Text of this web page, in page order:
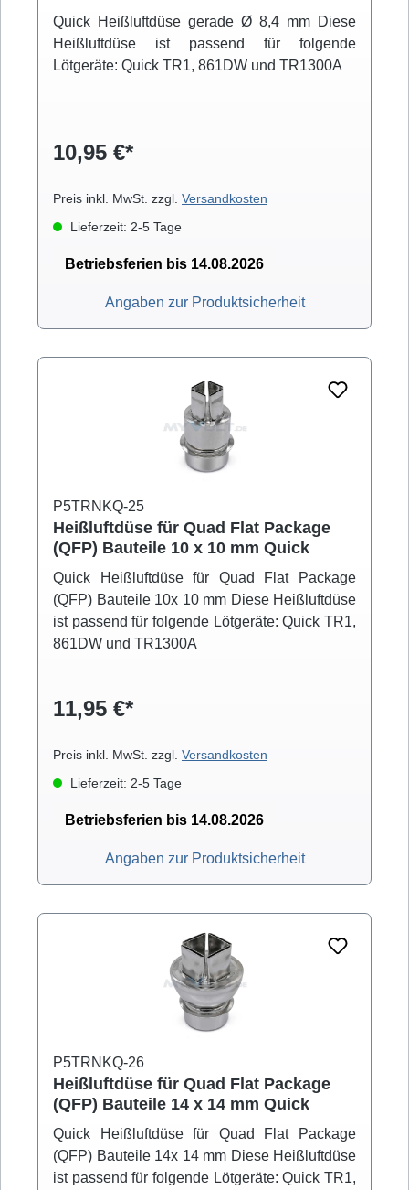
Quick Heißluftdüse gerade Ø 8,4 mm Diese
Heißluftdüse ist passend für folgende
Lötgeräte: Quick TR1, 861DW und TR1300A
10,95 €*
Preis inkl. MwSt. zzgl. Versandkosten
Lieferzeit: 2-5 Tage
Betriebsferien bis 14.08.2026
Angaben zur Produktsicherheit
P5TRNKQ-25
Heißluftdüse für Quad Flat Package
(QFP) Bauteile 10 x 10 mm Quick
Quick Heißluftdüse für Quad Flat Package
(QFP) Bauteile 10x 10 mm Diese Heißluftdüse
ist passend für folgende Lötgeräte: Quick TR1,
861DW und TR1300A
11,95 €*
Preis inkl. MwSt. zzgl. Versandkosten
Lieferzeit: 2-5 Tage
Betriebsferien bis 14.08.2026
Angaben zur Produktsicherheit
P5TRNKQ-26
Heißluftdüse für Quad Flat Package
(QFP) Bauteile 14 x 14 mm Quick
Quick Heißluftdüse für Quad Flat Package
(QFP) Bauteile 14x 14 mm Diese Heißluftdüse
ist passend für folgende Lötgeräte: Quick TR1,